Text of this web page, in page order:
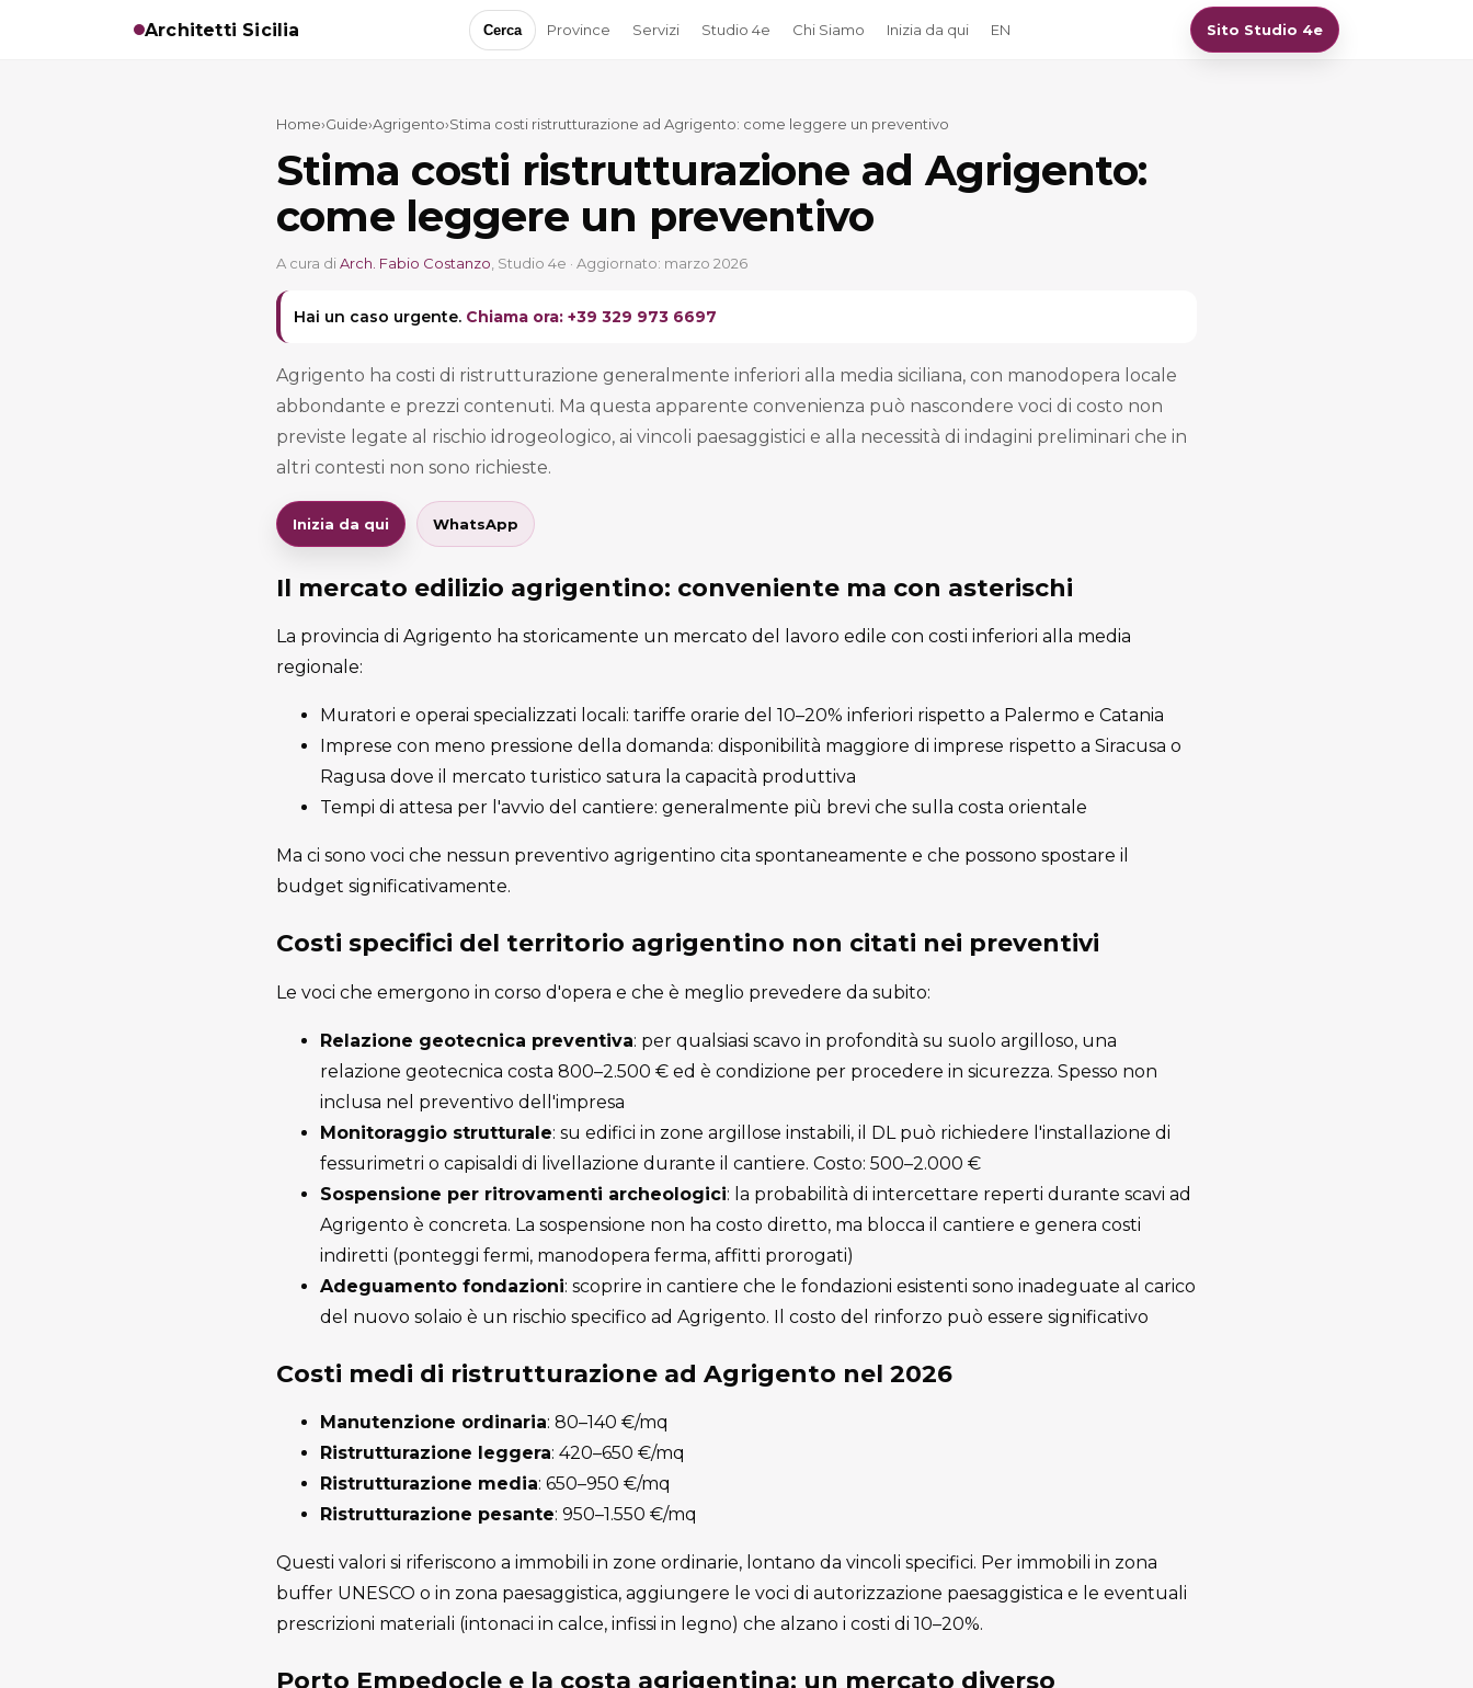
Architetti Sicilia Cerca Province Servizi Studio 4e Chi Siamo Inizia da qui EN Sito Studio 4e
Home›Guide›Agrigento›Stima costi ristrutturazione ad Agrigento: come leggere un preventivo
Stima costi ristrutturazione ad Agrigento:
come leggere un preventivo
A cura diArch. Fabio Costanzo , Studio 4e · Aggiornato: marzo 2026
Hai un caso urgente. Chiama ora: +39 329 973 6697
Agrigento ha costi di ristrutturazione generalmente inferiori alla media siciliana, con manodopera locale
abbondante e prezzi contenuti. Ma questa apparente convenienza può nascondere voci di costo non
previste legate al rischio idrogeologico, ai vincoli paesaggistici e alla necessità di indagini preliminari che in
altri contesti non sono richieste.
Inizia da qui WhatsApp
Il mercato edilizio agrigentino: conveniente ma con asterischi
La provincia di Agrigento ha storicamente un mercato del lavoro edile con costi inferiori alla media
regionale:
Muratori e operai specializzati locali: tariffe orarie del 10–20% inferiori rispetto a Palermo e Catania
Imprese con meno pressione della domanda: disponibilità maggiore di imprese rispetto a Siracusa o
Ragusa dove il mercato turistico satura la capacità produttiva
Tempi di attesa per l'avvio del cantiere: generalmente più brevi che sulla costa orientale
Ma ci sono voci che nessun preventivo agrigentino cita spontaneamente e che possono spostare il
budget significativamente.
Costi specifici del territorio agrigentino non citati nei preventivi
Le voci che emergono in corso d'opera e che è meglio prevedere da subito:
Relazione geotecnica preventiva: per qualsiasi scavo in profondità su suolo argilloso, una
relazione geotecnica costa 800–2.500 € ed è condizione per procedere in sicurezza. Spesso non
inclusa nel preventivo dell'impresa
Monitoraggio strutturale: su edifici in zone argillose instabili, il DL può richiedere l'installazione di
fessurimetri o capisaldi di livellazione durante il cantiere. Costo: 500–2.000 €
Sospensione per ritrovamenti archeologici: la probabilità di intercettare reperti durante scavi ad
Agrigento è concreta. La sospensione non ha costo diretto, ma blocca il cantiere e genera costi
indiretti (ponteggi fermi, manodopera ferma, affitti prorogati)
Adeguamento fondazioni: scoprire in cantiere che le fondazioni esistenti sono inadeguate al carico
del nuovo solaio è un rischio specifico ad Agrigento. Il costo del rinforzo può essere significativo
Costi medi di ristrutturazione ad Agrigento nel 2026
Manutenzione ordinaria: 80–140 €/mq
Ristrutturazione leggera: 420–650 €/mq
Ristrutturazione media: 650–950 €/mq
Ristrutturazione pesante: 950–1.550 €/mq
Questi valori si riferiscono a immobili in zone ordinarie, lontano da vincoli specifici. Per immobili in zona
buffer UNESCO o in zona paesaggistica, aggiungere le voci di autorizzazione paesaggistica e le eventuali
prescrizioni materiali (intonaci in calce, infissi in legno) che alzano i costi di 10–20%.
Porto Empedocle e la costa agrigentina: un mercato diverso